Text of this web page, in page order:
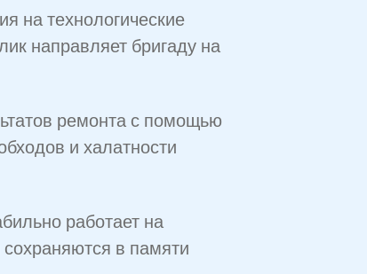
на технологические
направляет бригаду на
ремонта с помощью
и халатности
работает на
в памяти